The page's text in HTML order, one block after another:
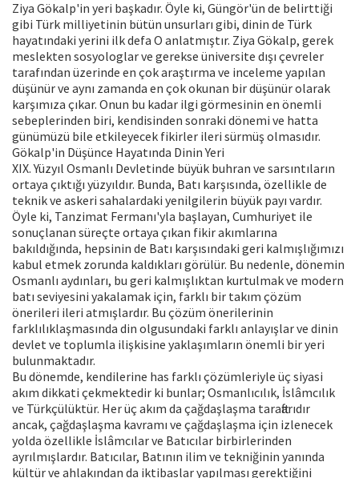
Ziya Gökalp'in yeri başkadır. Öyle ki, Güngör'ün de belirttiği
gibi Türk milliyetinin bütün unsurları gibi, dinin de Türk
hayatındaki yerini ilk defa O anlatmıştır. Ziya Gökalp, gerek
meslekten sosyologlar ve gerekse üniversite dışı çevreler
tarafından üzerinde en çok araştırma ve inceleme yapılan
düşünür ve aynı zamanda en çok okunan bir düşünür olarak
karşımıza çıkar. Onun bu kadar ilgi görmesinin en önemli
sebeplerinden biri, kendisinden sonraki dönemi ve hatta
günümüzü bile etkileyecek fikirler ileri sürmüş olmasıdır.
Gökalp'in Düşünce Hayatında Dinin Yeri
XIX. Yüzyıl Osmanlı Devletinde büyük buhran ve sarsıntıların
ortaya çıktığı yüzyıldır. Bunda, Batı karşısında, özellikle de
teknik ve askeri sahalardaki yenilgilerin büyük payı vardır.
Öyle ki, Tanzimat Fermanı'yla başlayan, Cumhuriyet ile
sonuçlanan süreçte ortaya çıkan fikir akımlarına
bakıldığında, hepsinin de Batı karşısındaki geri kalmışlığımızı
kabul etmek zorunda kaldıkları görülür. Bu nedenle, dönemin
Osmanlı aydınları, bu geri kalmışlıktan kurtulmak ve modern
batı seviyesini yakalamak için, farklı bir takım çözüm
önerileri ileri atmışlardır. Bu çözüm önerilerinin
farklılıklaşmasında din olgusundaki farklı anlayışlar ve dinin
devlet ve toplumla ilişkisine yaklaşımların önemli bir yeri
bulunmaktadır.
Bu dönemde, kendilerine has farklı çözümleriyle üç siyasi
akım dikkati çekmektedir ki bunlar; Osmanlıcılık, İslâmcılık
ve Türkçülüktür. Her üç akım da çağdaşlaşma taraftarıdır
ancak, çağdaşlaşma kavramı ve çağdaşlaşma için izlenecek
yolda özellikle İslâmcılar ve Batıcılar birbirlerinden
ayrılmışlardır. Batıcılar, Batının ilim ve tekniğinin yanında
kültür ve ahlakından da iktibaslar yapılması gerektiğini